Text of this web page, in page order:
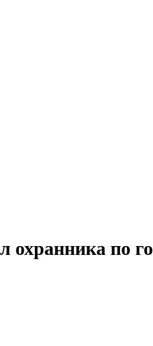
охранника по